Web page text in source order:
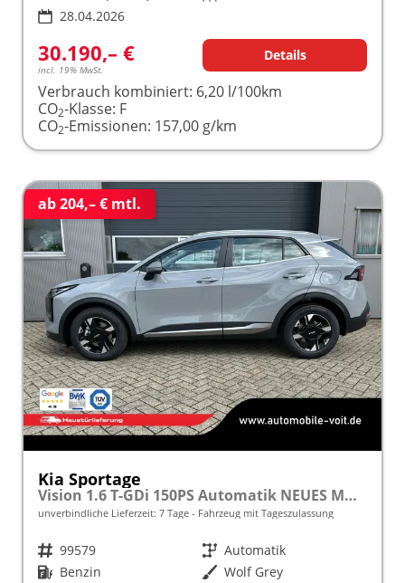
28.04.2026
30.190,– €
incl. 19% MwSt.
Details
Verbrauch kombiniert: 6,20 l/100km
CO2-Klasse: F
CO2-Emissionen: 157,00 g/km
ab 204,– € mtl.
Kia Sportage
Vision 1.6 T-GDi 150PS Automatik NEUES MODELL MY26 FACELIFT Sitzheizung Lenkradheizung Klimaautomatik Navi Bluetooth Touchscreen Apple CarPlay Android Auto PDC v+h 17"LM Rückf.Kamera ACC 2x Keyless
unverbindliche Lieferzeit: 7 Tage Fahrzeug mit Tageszulassung
Fahrzeugnr. 99579 Getriebe Automatik
Kraftstoff Benzin Außenfarbe Wolf Grey